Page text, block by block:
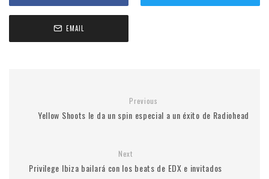
EMAIL
Previous
Yellow Shoots le da un spin especial a un éxito de Radiohead
Next
Privilege Ibiza bailará con los beats de EDX e invitados